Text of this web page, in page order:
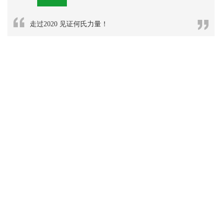
走过2020 见证何氏力量！